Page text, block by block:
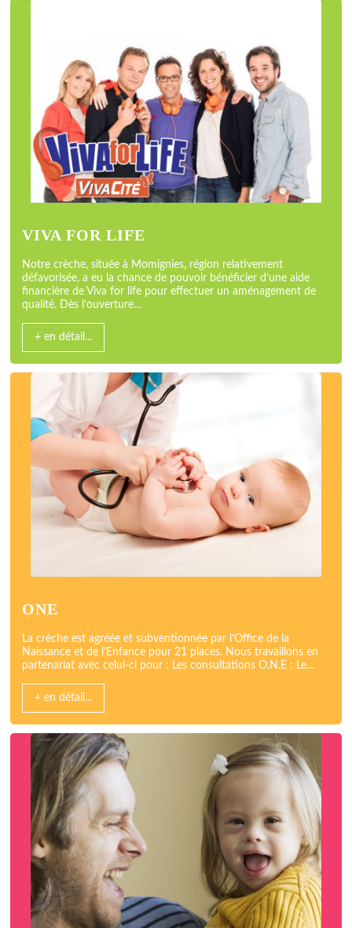
VIVA FOR LIFE
Notre crèche, située à Momignies, région relativement
défavorisée, a eu la chance de pouvoir bénéficier d’une aide
financière de Viva for life pour effectuer un aménagement de
qualité. Dès l’ouverture…
+ en détail...
ONE
La crèche est agréée et subventionnée par l’Office de la
Naissance et de l’Enfance pour 21 places. Nous travaillons en
partenariat avec celui-ci pour : Les consultations O.N.E ; Le…
+ en détail...